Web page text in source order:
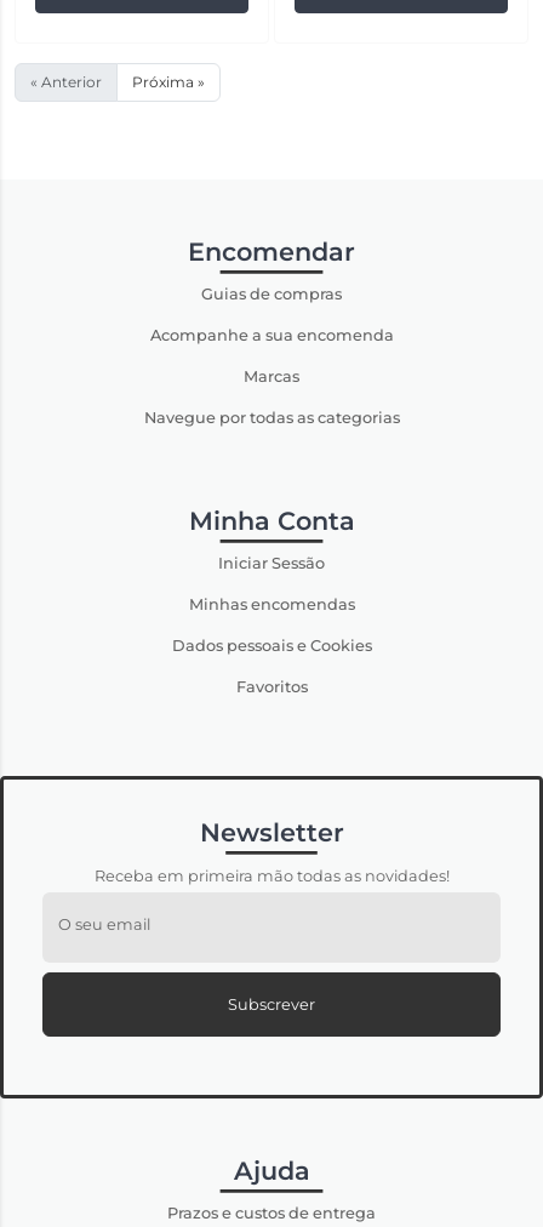
« Anterior Próxima »
Encomendar
Guias de compras
Acompanhe a sua encomenda
Marcas
Navegue por todas as categorias
Minha Conta
Iniciar Sessão
Minhas encomendas
Dados pessoais e Cookies
Favoritos
Newsletter
Receba em primeira mão todas as novidades!
O seu email
Subscrever
Ajuda
Prazos e custos de entrega